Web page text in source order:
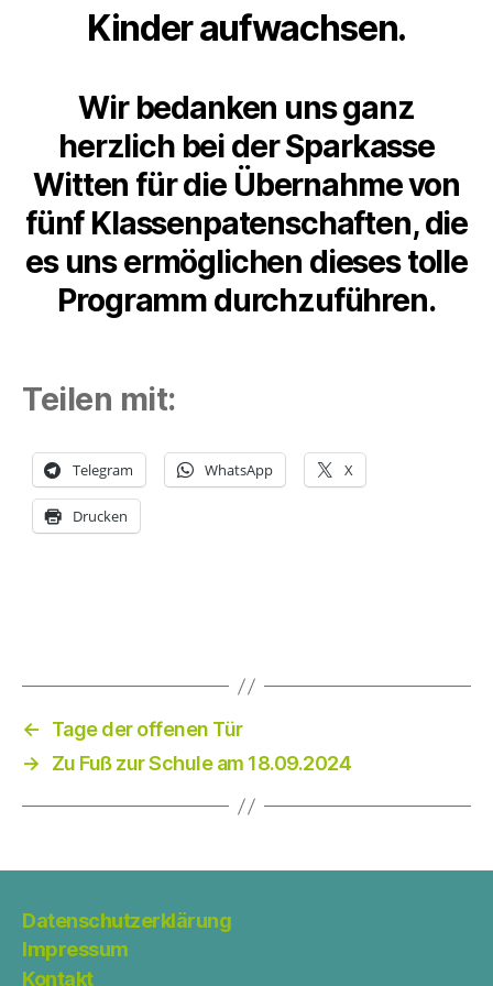
Kinder aufwachsen.
Wir bedanken uns ganz
herzlich bei derSparkasse
Witten für die Übernahme von
fünf Klassenpatenschaften,die
es uns ermöglichen dieses tolle
Programm durchzuführen.
Teilen mit:
Telegram WhatsApp X
Drucken
←
Tage der offenen Tür
→
Zu Fuß zur Schule am 18.09.2024
Datenschutzerklärung
Impressum
Kontakt